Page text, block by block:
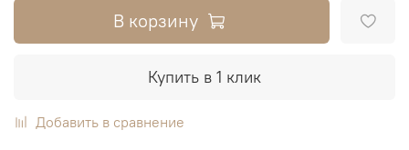
В корзину
Купить в 1 клик
Добавить в сравнение